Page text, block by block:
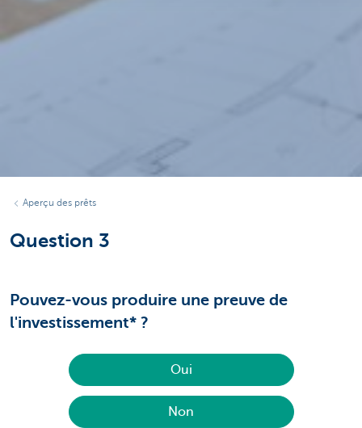
Aperçu des prêts
Question 3
Pouvez-vous produire une preuve de
l'investissement* ?
Oui
Non